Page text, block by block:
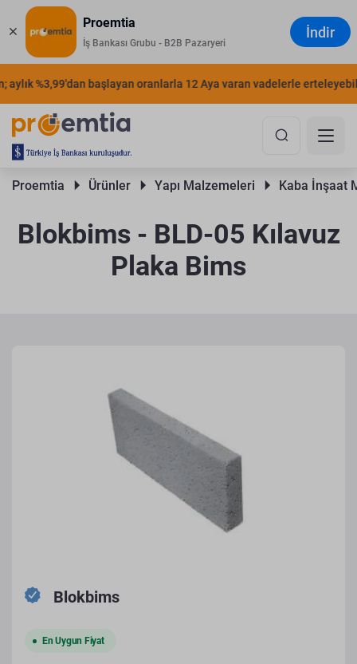
Proemtia
İş Bankası Grubu - B2B Pazaryeri
İndir
%3,99'dan başlayan oranlarla 12 Aya varan vadelerle
Proemtia Ürünler Yapı Malzemeleri Kaba İnşaat
Blokbims - BLD-05 Kılavuz
Plaka Bims
Blokbims
En Uygun Fiyat